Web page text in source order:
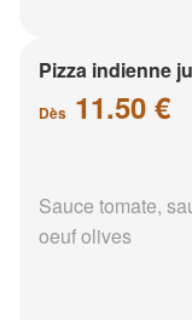
Pizza indienne
Dès 11.50 €
Sauce tomate,
oeuf olives